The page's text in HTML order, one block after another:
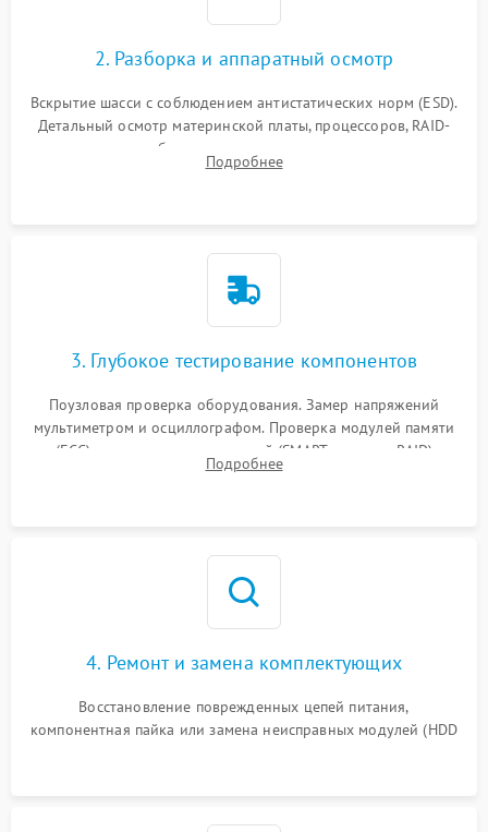
2. Разборка и аппаратный осмотр
Вскрытие шасси с соблюдением антистатических норм (ESD).
Детальный осмотр материнской платы, процессоров, RAID-
контроллеров и блоков питания на наличие термических
повреждений, прогаров или окислений.
Подробнее
3. Глубокое тестирование компонентов
Поузловая проверка оборудования. Замер напряжений
мультиметром и осциллографом. Проверка модулей памяти
(ECC) и состояния накопителей (SMART, массивы RAID)
специализированными диагностическими утилитами.
Подробнее
4. Ремонт и замена комплектующих
Восстановление поврежденных цепей питания,
компонентная пайка или замена неисправных модулей (HDD